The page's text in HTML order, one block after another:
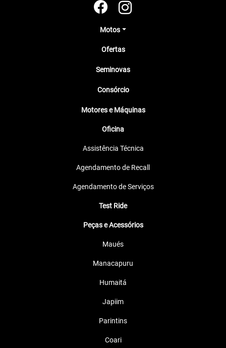
Motos
Ofertas
Seminovas
Consórcio
Motores e Máquinas
Oficina
Assistência Técnica
Agendamento de Recall
Agendamento de Serviços
Test Ride
Peças e Acessórios
Maués
Manacapuru
Humaitá
Japiim
Parintins
Coari